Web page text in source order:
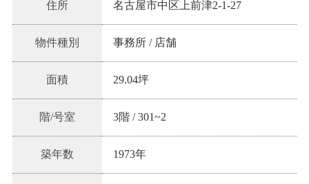
住所 名古屋市中区上前津2-1-27
物件種別 事務所 / 店舗
面積 29.04坪
階/号室 3階/301~2
築年数 1973年